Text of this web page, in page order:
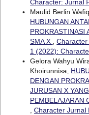
Character: Jurnal
Maulid Berlin
HUBUNGAN
PROKRASTINASI
SMA X , Character
1 (2022):
Gelora Wahyu
Khoirunnisa,
DENGAN
JURUSAN X
PEMBELAJARAN
, Character Jurnal